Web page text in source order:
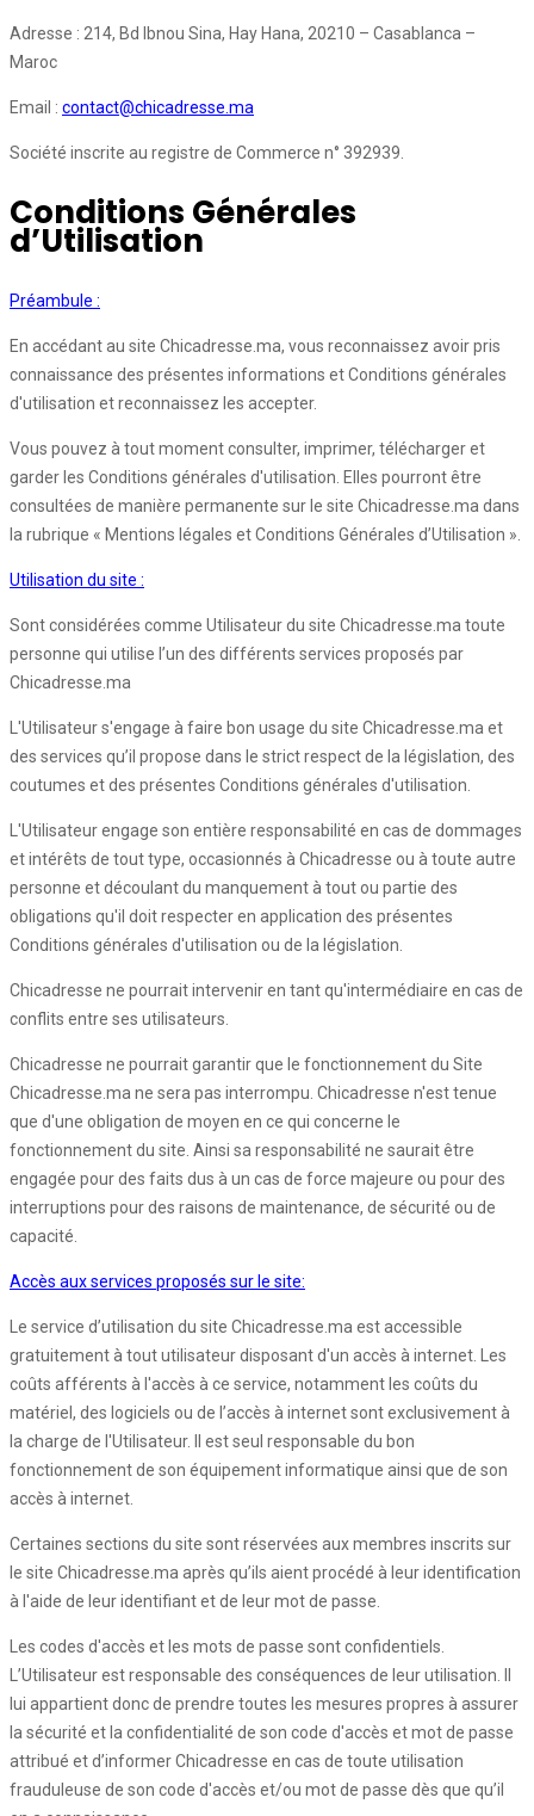
Adresse : 214, Bd Ibnou Sina, Hay Hana, 20210 – Casablanca –
Maroc
Email : contact@chicadresse.ma
Société inscrite au registre de Commerce n° 392939.
Conditions Générales
d’Utilisation
Préambule :
En accédant au site Chicadresse.ma, vous reconnaissez avoir pris
connaissance des présentes informations et Conditions générales
d'utilisation et reconnaissez les accepter.
Vous pouvez à tout moment consulter, imprimer, télécharger et
garder les Conditions générales d'utilisation. Elles pourront être
consultées de manière permanente sur le site Chicadresse.ma dans
la rubrique « Mentions légales et Conditions Générales d’Utilisation ».
Utilisation du site :
Sont considérées comme Utilisateur du site Chicadresse.ma toute
personne qui utilise l’un des différents services proposés par
Chicadresse.ma
L'Utilisateur s'engage à faire bon usage du site Chicadresse.ma et
des services qu’il propose dans le strict respect de la législation, des
coutumes et des présentes Conditions générales d'utilisation.
L'Utilisateur engage son entière responsabilité en cas de dommages
et intérêts de tout type, occasionnés à Chicadresse ou à toute autre
personne et découlant du manquement à tout ou partie des
obligations qu'il doit respecter en application des présentes
Conditions générales d'utilisation ou de la législation.
Chicadresse ne pourrait intervenir en tant qu'intermédiaire en cas de
conflits entre ses utilisateurs.
Chicadresse ne pourrait garantir que le fonctionnement du Site
Chicadresse.ma ne sera pas interrompu. Chicadresse n'est tenue
que d'une obligation de moyen en ce qui concerne le
fonctionnement du site. Ainsi sa responsabilité ne saurait être
engagée pour des faits dus à un cas de force majeure ou pour des
interruptions pour des raisons de maintenance, de sécurité ou de
capacité.
Accès aux services proposés sur le site:
Le service d’utilisation du site Chicadresse.ma est accessible
gratuitement à tout utilisateur disposant d'un accès à internet. Les
coûts afférents à l'accès à ce service, notamment les coûts du
matériel, des logiciels ou de l’accès à internet sont exclusivement à
la charge de l'Utilisateur. Il est seul responsable du bon
fonctionnement de son équipement informatique ainsi que de son
accès à internet.
Certaines sections du site sont réservées aux membres inscrits sur
le site Chicadresse.ma après qu’ils aient procédé à leur identification
à l'aide de leur identifiant et de leur mot de passe.
Les codes d'accès et les mots de passe sont confidentiels.
L’Utilisateur est responsable des conséquences de leur utilisation. Il
lui appartient donc de prendre toutes les mesures propres à assurer
la sécurité et la confidentialité de son code d'accès et mot de passe
attribué et d’informer Chicadresse en cas de toute utilisation
frauduleuse de son code d'accès et/ou mot de passe dès que qu’il